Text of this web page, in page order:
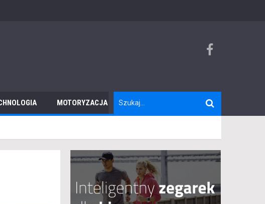
MOTORYZACJA TURYSTYKA